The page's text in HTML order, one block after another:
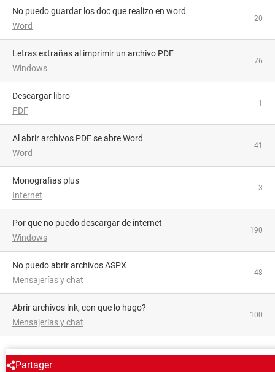
no puedo guardar los doc que realizo en word
Word
20
Letras extrañas al imprimir un archivo PDF
Windows
76
Descargar libro
PDF
1
al abrir archivos PDF se abre Word
Word
41
Monografias plus
Internet
3
por que no puedo descargar de internet
Windows
190
No puedo abrir archivos ASPX
Mensajerías y chat
48
abrir archivos lnk, con que lo hago?
Mensajerías y chat
100
Partager
ALREDEDOR DEL MISMO TEMA